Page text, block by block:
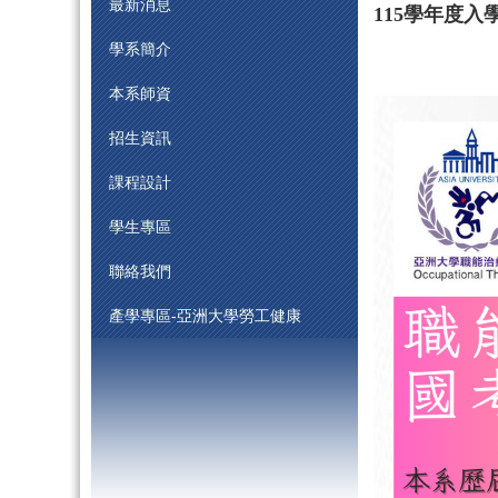
最新消息
學系簡介
本系師資
招生資訊
課程設計
學生專區
聯絡我們
產學專區-亞洲大學勞工健康
115學年度入